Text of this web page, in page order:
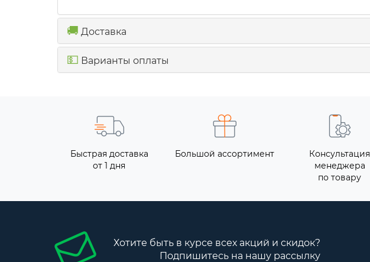
🚚 Доставка
💵 Варианты оплаты
Быстрая доставка
от 1 дня
Большой ассортимент
Консультация
менеджера
по товару
Хотите быть в курсе всех акций и скидок?
Подпишитесь на нашу рассылку